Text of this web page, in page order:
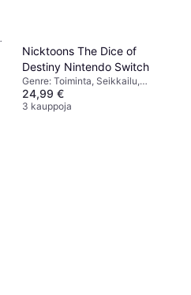
Nicktoons The Dice of
Destiny Nintendo Switch
Genre: Toiminta, Seikkailu,
Roolipeli
24,99 €
3 kauppoja